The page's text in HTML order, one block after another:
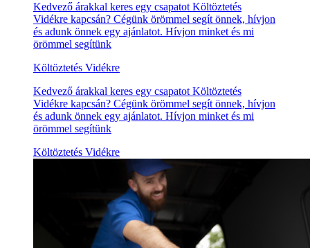
Kedvező árakkal keres egy csapatot Költöztetés
Vidékre kapcsán? Cégünk örömmel segít önnek, hívjon
és adunk önnek egy ajánlatot. Hívjon minket és mi
örömmel segítünk
Költöztetés Vidékre
Kedvező árakkal keres egy csapatot Költöztetés
Vidékre kapcsán? Cégünk örömmel segít önnek, hívjon
és adunk önnek egy ajánlatot. Hívjon minket és mi
örömmel segítünk
Költöztetés Vidékre